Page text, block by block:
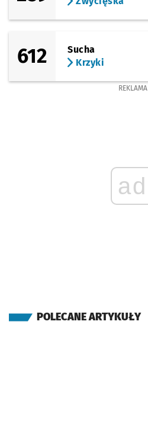
612
Sucha
Krzyki
REKLAMA
ad
POLECANE ARTYKUŁY